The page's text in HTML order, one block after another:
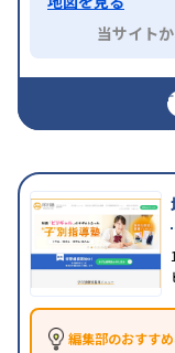
当サイト
編集部のおすす